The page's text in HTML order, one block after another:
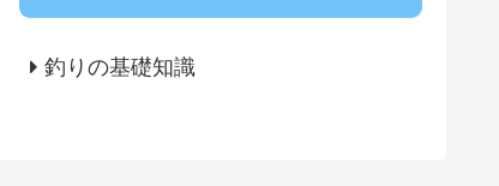
釣りの基礎知識